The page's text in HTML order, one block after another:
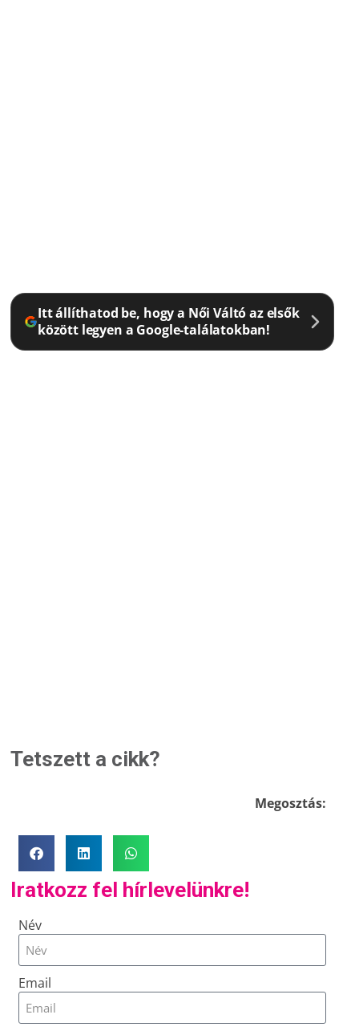
Itt állíthatod be, hogy a Női Váltó az elsők
között legyen a Google-találatokban!
Tetszett a cikk?
Megosztás:
Iratkozz fel hírlevelünkre!
Név
Email